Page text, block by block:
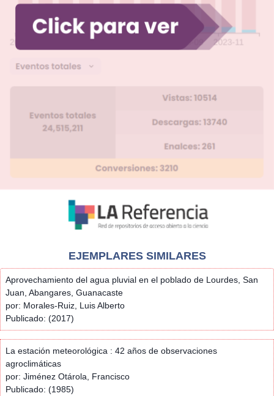
EJEMPLARES SIMILARES
Aprovechamiento del agua pluvial en el poblado de Lourdes, San
Juan, Abangares, Guanacaste
por: Morales-Ruiz, Luis Alberto
Publicado: (2017)
La estación meteorológica : 42 años de observaciones
agroclimáticas
por: Jiménez Otárola, Francisco
Publicado: (1985)